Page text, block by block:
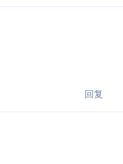
回复